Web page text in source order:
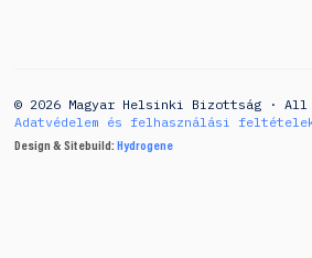
© 2026 Magyar Helsinki Bizottság ·
Adatvédelem és felhasználási
Design & Sitebuild: Hydrogene